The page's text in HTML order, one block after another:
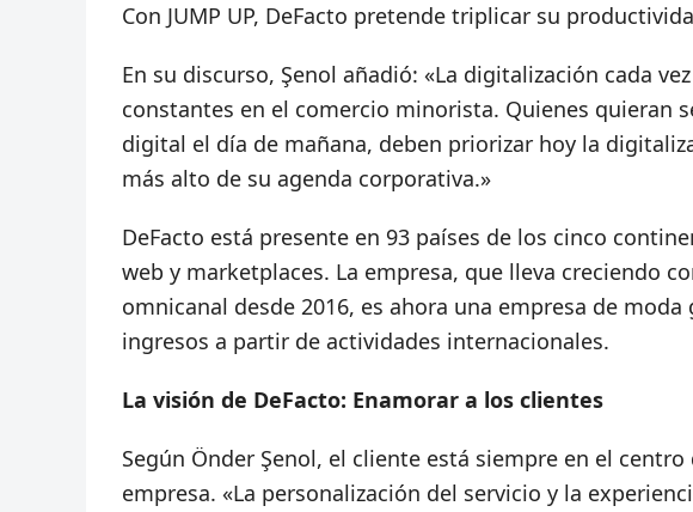
Con JUMP UP, DeFacto pretende triplicar su
En su discurso, Şenol añadió: «La digitalización cada
constantes en el comercio minorista. Quienes quieran
digital el día de mañana, deben priorizar hoy la
más alto de su agenda corporativa.»
DeFacto está presente en 93 países de los cinco
web y marketplaces. La empresa, que lleva creciendo
omnicanal desde 2016, es ahora una empresa de
ingresos a partir de actividades internacionales.
La visión de DeFacto: Enamorar a los clientes
Según Önder Şenol, el cliente está siempre en el
empresa. «La personalización del servicio y la